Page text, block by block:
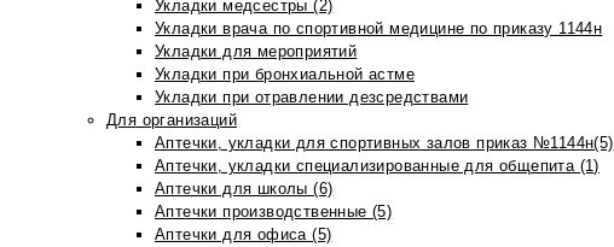
Укладки медсестры (2)
Укладки врача по спортивной медицине по приказу 1144н
Укладки для мероприятий
Укладки при бронхиальной астме
Укладки при отравлении дезсредствами
Для организаций
Аптечки, укладки для спортивных залов приказ №1144н(5)
Аптечки, укладки специализированные для общепита (1)
Аптечки для школы (6)
Аптечки производственные (5)
Аптечки для офиса (5)